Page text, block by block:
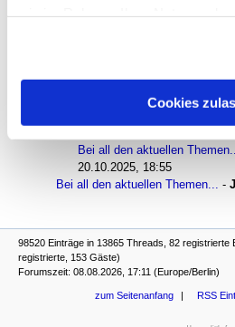
Sie unsere Webseite weiterhin
Cookies
Bei all den aktuellen
20.10.2025, 16:22
Bei all den aktuellen Themen...
20.10.2025, 18:55
Bei all den aktuellen Themen...
-
98520 Einträge in 13865 Threads, 82 registrierte
registrierte, 153 Gäste)
Forumszeit: 08.08.2026, 17:11 (Europe/Berlin)
zum Seitenanfang RSS